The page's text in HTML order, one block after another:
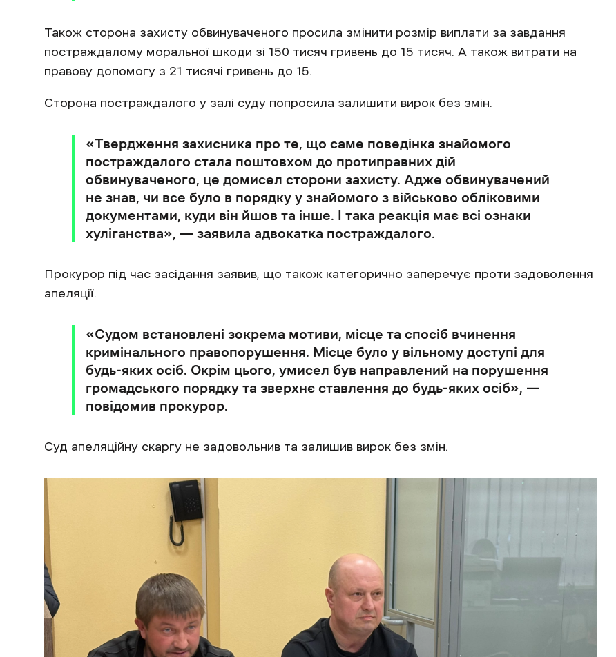
Також сторона захисту обвинуваченого просила змінити розмір виплати за завдання
постраждалому моральної шкоди зі 150 тисяч гривень до 15 тисяч. А також витрати на
правову допомогу з 21 тисячі гривень до 15.
Сторона постраждалого у залі суду попросила залишити вирок без змін.
«Твердження захисника про те, що саме поведінка знайомого
постраждалого стала поштовхом до протиправних дій
обвинуваченого, це домисел сторони захисту. Адже обвинувачений
не знав, чи все було в порядку у знайомого з військово обліковими
документами, куди він йшов та інше. І така реакція має всі ознаки
хуліганства», — заявила адвокатка постраждалого.
Прокурор під час засідання заявив, що також категорично заперечує проти задоволення
апеляції.
«Судом встановлені зокрема мотиви, місце та спосіб вчинення
кримінального правопорушення. Місце було у вільному доступі для
будь-яких осіб. Окрім цього, умисел був направлений на порушення
громадського порядку та зверхнє ставлення до будь-яких осіб», —
повідомив прокурор.
Суд апеляційну скаргу не задовольнив та залишив вирок без змін.